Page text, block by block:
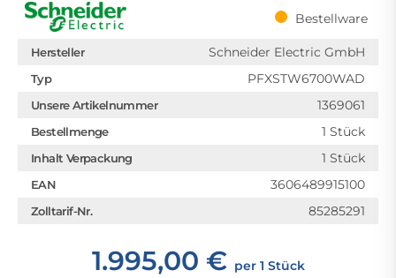
Bestellware
Hersteller Schneider Electric GmbH
Typ PFXSTW6700WAD
Unsere Artikelnummer 1369061
Bestellmenge 1 Stück
Inhalt Verpackung 1 Stück
EAN 3606489915100
Zolltarif-Nr. 85285291
1.995,00 € per 1 Stück